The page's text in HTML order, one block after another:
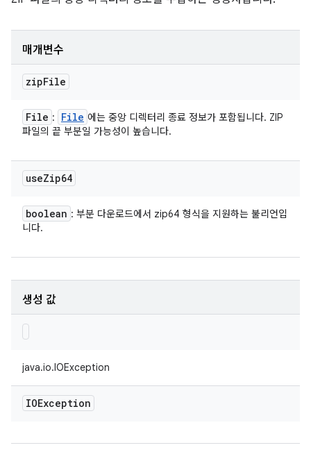
매개변수
zipFile
File : File 에는 중앙 디렉터리 종료 정보가 포함됩니다. ZIP
파일의 끝 부분일 가능성이 높습니다.
useZip64
boolean : 부분 다운로드에서 zip64 형식을 지원하는 불리언입
니다.
생성 값
java.io.IOException
IOException